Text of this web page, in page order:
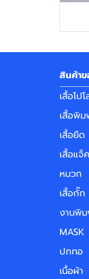
สินค้าข
เสื้อโปโ
เสื้อพิ
เสื้อยืด
เสื้อแจ็
หมวก
เสื้อกั๊ก
งานพิ
MASK
ปกทอ
เนื้อผ้า